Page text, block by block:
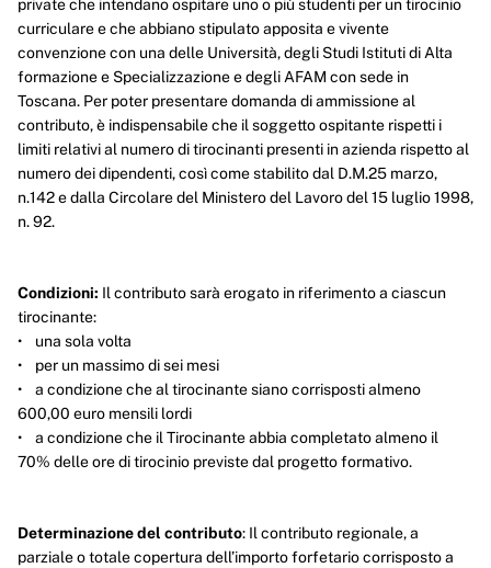
private che intendano ospitare uno o più studenti per un tirocinio
curriculare e che abbiano stipulato apposita e vivente
convenzione con una delle Università, degli Studi Istituti di Alta
formazione e Specializzazione e degli AFAM con sede in
Toscana. Per poter presentare domanda di ammissione al
contributo, è indispensabile che il soggetto ospitante rispetti i
limiti relativi al numero di tirocinanti presenti in azienda rispetto al
numero dei dipendenti, così come stabilito dal D.M.25 marzo,
n.142 e dalla Circolare del Ministero del Lavoro del 15 luglio 1998,
n. 92.
Condizioni: Il contributo sarà erogato in riferimento a ciascun
tirocinante:
• una sola volta
• per un massimo di sei mesi
• a condizione che al tirocinante siano corrisposti almeno
600,00 euro mensili lordi
• a condizione che il Tirocinante abbia completato almeno il
70% delle ore di tirocinio previste dal progetto formativo.
Determinazione del contributo: Il contributo regionale, a
parziale o totale copertura dell’importo forfetario corrisposto a